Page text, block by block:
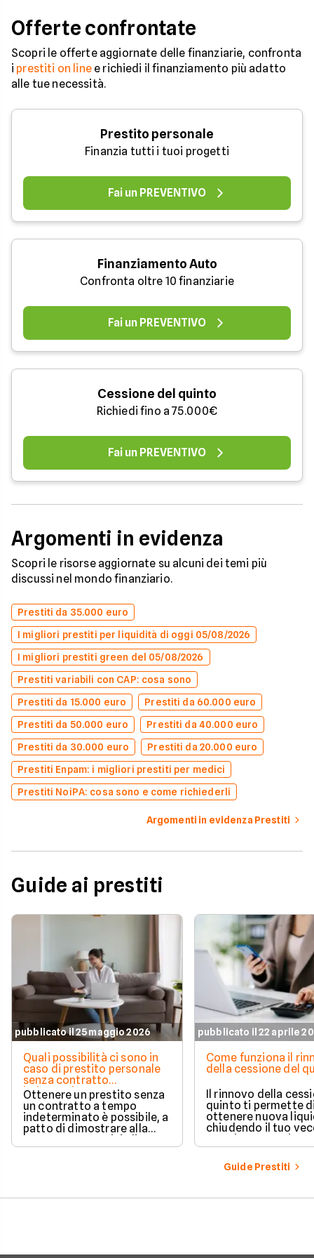
Offerte confrontate
Scopri le offerte aggiornate delle finanziarie, confronta
i prestiti on linee richiedi il finanziamento più adatto
alle tue necessità.
Prestito personale
Finanzia tutti i tuoi progetti
Fai un PREVENTIVO
Finanziamento Auto
Confronta oltre 10 finanziarie
Fai un PREVENTIVO
Cessione del quinto
Richiedi fino a 75.000€
Fai un PREVENTIVO
Argomenti in evidenza
Scopri le risorse aggiornate su alcuni dei temi più
discussi nel mondo finanziario.
Prestiti da 35.000 euro
I migliori prestiti per liquidità di oggi 05/08/2026
I migliori prestiti green del 05/08/2026
Prestiti variabili con CAP: cosa sono
Prestiti da 15.000 euro
Prestiti da 60.000 euro
Prestiti da 50.000 euro
Prestiti da 40.000 euro
Prestiti da 30.000 euro
Prestiti da 20.000 euro
Prestiti Enpam: i migliori prestiti per medici
Prestiti NoiPA: cosa sono e come richiederli
Argomenti in evidenza Prestiti
Guide ai prestiti
pubblicato il 25 maggio 2026
Quali possibilità ci sono in
caso di prestito personale
senza contratto
indeterminato
Ottenere un prestito senza
un contratto a tempo
indeterminato è possibile, a
patto di dimostrare alla
rimborso solida e costante.
quali strategie puoi
pubblicato il 22 aprile
Come funziona il
della cessione del
Il rinnovo della
quinto ti permette
ottenere nuova
chiudendo il tuo
vantaggioso.
Guide Prestiti